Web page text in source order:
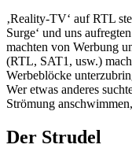
‚Reality-TV‘ auf RTL
Surge‘ und uns
machten von Werbung
(RTL, SAT1, usw.)
Werbeblöcke
Wer etwas anderes
Strömung
Der Strudel